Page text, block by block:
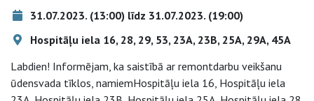
31.07.2023. (13:00) līdz 31.07.2023. (19:00)
Hospitāļu iela 16, 28, 29, 53, 23A, 23B, 25A, 29A, 45A
Labdien! Informējam, ka saistībā ar remontdarbu veikšanu
ūdensvada tīklos, namiemHospitāļu iela 16, Hospitāļu iela